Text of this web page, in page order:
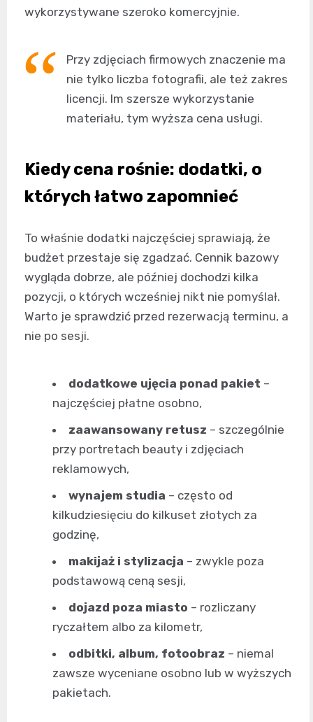
wykorzystywane szeroko komercyjnie.
Przy zdjęciach firmowych znaczenie ma
nie tylko liczba fotografii, ale też zakres
licencji. Im szersze wykorzystanie
materiału, tym wyższa cena usługi.
Kiedy cena rośnie: dodatki, o
których łatwo zapomnieć
To właśnie dodatki najczęściej sprawiają, że
budżet przestaje się zgadzać. Cennik bazowy
wygląda dobrze, ale później dochodzi kilka
pozycji, o których wcześniej nikt nie pomyślał.
Warto je sprawdzić przed rezerwacją terminu, a
nie po sesji.
dodatkowe ujęcia ponad pakiet –
najczęściej płatne osobno,
zaawansowany retusz – szczególnie
przy portretach beauty i zdjęciach
reklamowych,
wynajem studia – często od
kilkudziesięciu do kilkuset złotych za
godzinę,
makijaż i stylizacja – zwykle poza
podstawową ceną sesji,
dojazd poza miasto – rozliczany
ryczałtem albo za kilometr,
odbitki, album, fotoobraz – niemal
zawsze wyceniane osobno lub w wyższych
pakietach.